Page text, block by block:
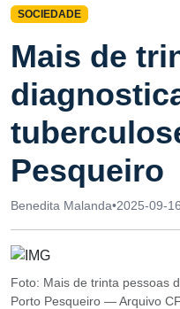
SOCIEDADE
Mais de
Pesqueiro
Benedita Malanda•2025-09-
Foto: Mais de trinta pessoas
Porto Pesqueiro — Arquivo CF